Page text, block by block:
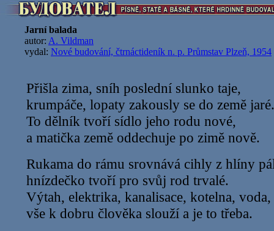
Jarní balada
autor: A. Vildman
vydal: Nové budování, čtrnáctideník n. p. Průmstav Plzeň, 1954
Přišla zima, sníh poslední slunko taje,
krumpáče, lopaty zakously se do země jaré.
To dělník tvoří sídlo jeho rodu nové,
a matička země oddechuje po zimě nově.
Rukama do rámu srovnává cihly z hlíny
hnízdečko tvoří pro svůj rod trvalé.
Výtah, elektrika, kanalisace, kotelna, voda,
vše k dobru člověka slouží a je to třeba.